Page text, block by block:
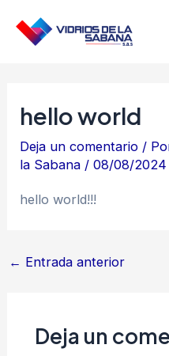
hello world
Deja un comentario /
la Sabana /08/08/2024
hello world!!!
de
← Entrada anterior
Deja un